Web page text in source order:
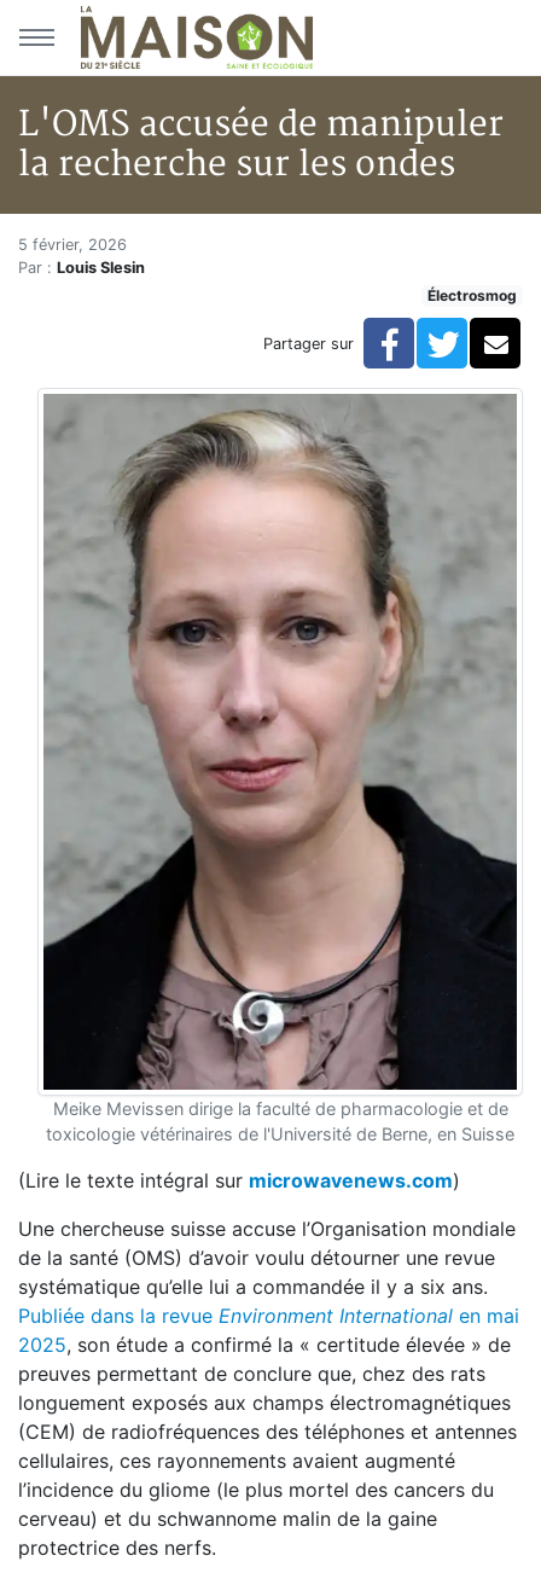
Aller au menu principal
Aller au contenu principal
L'OMS accusée de manipuler
la recherche sur les ondes
Accueil
Articles
L'OMS accusée de manipuler la recherche sur les
L'OMS accusée de manipuler
5 février, 2026
Par : Louis Slesin
Électrosmog
Partager sur Facebook
Meike Mevissen dirige la faculté de pharmacologie et de
toxicologie vétérinaires de l'Université de Berne, en Suisse
(Lire le texte intégral sur microwavenews.com)
Une chercheuse suisse accuse l’Organisation mondiale
de la santé (OMS) d’avoir voulu détourner une revue
systématique qu’elle lui a commandée il y a six ans.
Publiée dans la revue Environment International en mai
2025, son étude a confirmé la « certitude élevée » de
preuves permettant de conclure que, chez des rats
longuement exposés aux champs électromagnétiques
(CEM) de radiofréquences des téléphones et antennes
cellulaires, ces rayonnements avaient augmenté
l’incidence du gliome (le plus mortel des cancers du
cerveau) et du schwannome malin de la gaine
protectrice des nerfs.